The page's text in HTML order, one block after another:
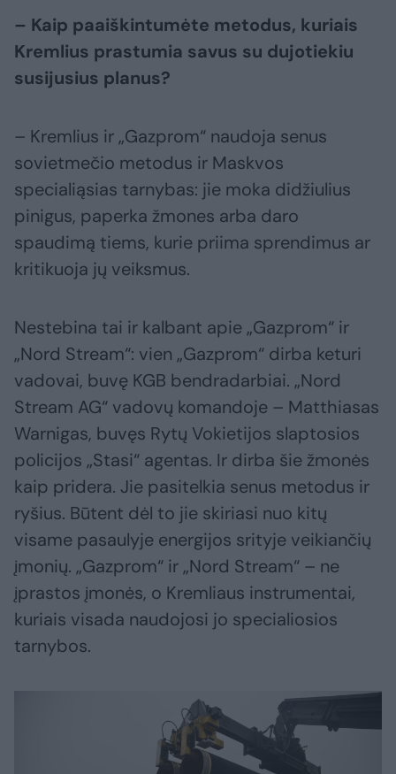
– Kaip paaiškintumėte metodus, kuriais
Kremlius prastumia savus su dujotiekiu
susijusius planus?
– Kremlius ir „Gazprom“ naudoja senus
sovietmečio metodus ir Maskvos
specialiąsias tarnybas: jie moka didžiulius
pinigus, paperka žmones arba daro
spaudimą tiems, kurie priima sprendimus ar
kritikuoja jų veiksmus.
Nestebina tai ir kalbant apie „Gazprom“ ir
„Nord Stream“: vien „Gazprom“ dirba keturi
vadovai, buvę KGB bendradarbiai. „Nord
Stream AG“ vadovų komandoje – Matthiasas
Warnigas, buvęs Rytų Vokietijos slaptosios
policijos „Stasi“ agentas. Ir dirba šie žmonės
kaip pridera. Jie pasitelkia senus metodus ir
ryšius. Būtent dėl to jie skiriasi nuo kitų
visame pasaulyje energijos srityje veikiančių
įmonių. „Gazprom“ ir „Nord Stream“ – ne
įprastos įmonės, o Kremliaus instrumentai,
kuriais visada naudojosi jo specialiosios
tarnybos.